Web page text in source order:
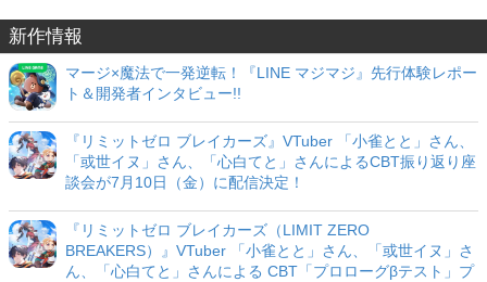
新作情報
マージ×魔法で一発逆転！『LINE マジマジ』先行体験レポー
ト＆開発者インタビュー!!
『リミットゼロ ブレイカーズ』VTuber 「小雀とと」さん、
「或世イヌ」さん、「心白てと」さんによるCBT振り返り座
談会が7月10日（金）に配信決定！
『リミットゼロ ブレイカーズ（LIMIT ZERO
BREAKERS）』VTuber 「小雀とと」さん、「或世イヌ」さ
ん、「心白てと」さんによる CBT「プロローグβテスト」プ